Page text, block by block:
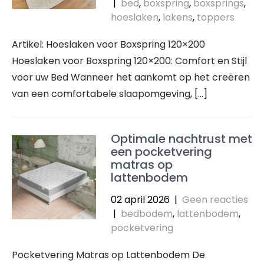
| bed, boxspring, boxsprings,
hoeslaken, lakens, toppers
Artikel: Hoeslaken voor Boxspring 120×200
Hoeslaken voor Boxspring 120×200: Comfort en Stijl
voor uw Bed Wanneer het aankomt op het creëren
van een comfortabele slaapomgeving, […]
Optimale nachtrust met
een pocketvering
matras op
lattenbodem
02 april 2026 | Geen reacties
| bedbodem, lattenbodem,
pocketvering
Pocketvering Matras op Lattenbodem De